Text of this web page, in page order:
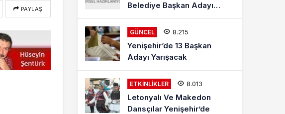
PAYLAŞ
Belediye Başkan Adayı
Mehmet Kaya Röportajı
GÜNCEL 8.215
Yenişehir’de 13 Başkan
Adayı Yarışacak
ETKINLIKLER 8.013
Letonyalı Ve Makedon
Dansçılar Yenişehir’de